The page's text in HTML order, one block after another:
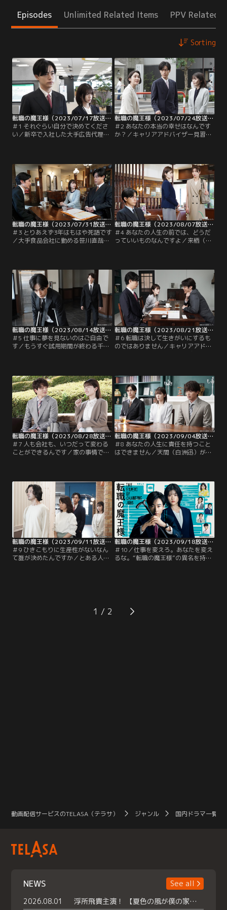
Episodes Unlimited Related Items PPV Related
Sorting
転職の魔王様（2023/07/17放送分）第01話
＃1 それぐらい自分で決めてくださ
い／新卒で入社した大手広告代理店
姿の男・来栖嵐（成田凌）を襲撃す
る現場に出くわす。来栖が表情ひと
つ変えず冷静に男を取り押さえたこ
とで、事態は事なきを得る。翌日、
千晴は叔母の落合洋子（石田ゆり
子）が社長を務める…。
転職の魔王様（2023/07/24放送分）第02話
＃2 あなたの本当の幸せはなんです
か？／キャリアアドバイザー見習い
相手は、10年間派遣社員として働い
てきた宇佐美由夏（早見あかり）。
由夏はどこか自信なさげで主張が少
ない。案の定、来栖は由夏に厳しい
口調で毒づき、さらに、そのやり方
に異を唱えた千晴に…。
転職の魔王様（2023/07/31放送分）第03話
＃3 とりあえず3年はもはや死語です
／大手食品会社に勤める笹川直哉
を盛り上げるために身を削ることも
少なくないが、仕事にやりがいを感
じ、会社の利益につながる働きをし
ていると自負していた。しかし、会
社はそんな自分の仕事ぶりを正当に
評価してくれず…。
転職の魔王様（2023/08/07放送分）第04話
＃4 あなたの人生の前では、どうだ
っていいものなんですよ／来栖（成
た後どうしているか気になり会いに
きたらしい。しかし、かつて恋人同
士だった2人は再会を懐かしむどこ
ろか、一触即発のムードに。同席し
た千晴（小芝風花）にも緊張が走
る。ところが翌日、莉子から…。
転職の魔王様（2023/08/14放送分）第05話
＃5 仕事に夢を見ないのはご自由で
す／もうすぐ試用期間が終わる千晴
れる。戸松は28歳の若さにして、す
でに三つの会社を退職。千晴は早速
面談に臨むが、戸松はどこか投げや
りで冷めた様子。困った千晴は来栖
（成田凌）に相談するが…。
転職の魔王様（2023/08/21放送分）第06話
＃6 転職は決して生きがいにするも
のではありません／キャリアアドバ
ャリア』の社員になる。するとその
直後、これまで6回の転職を経験し
ている“転職王子”こと八王子道正
（宮野真守）から、面談の申し込み
が入る。不動産会社でマンション販
売を担当する八王子は…。
転職の魔王様（2023/08/28放送分）第07話
＃7 人も会社も、いつだって変わる
ことができるんです／家の事情でし
芝風花）。2人は製薬会社を退職し
た皆川晶穂（黒川智花）を面談する
ことになる。晶穂が希望する条件
は、同じ業界内で十分な人員が確保
された会社であること。聞けば、以
前勤めていた会社は…。
転職の魔王様（2023/09/04放送分）第08話
＃8 あなたの人生に責任を持つこと
はできません／天間（白洲迅）が来
ーライターの石岡遥太（飯島寛騎）
の面談へ。石岡は手間を省くために
別の大手転職エージェントも呼んだ
といい、そこへ天間が現れる。石岡
は有名メディアへの掲載実績もある
ことから自己評価が高いが…。
転職の魔王様（2023/09/11放送分）第09話
＃9 ひきこもりに生産性がないなん
て誰が決めたんですか／とある人物
を絶つかもしれないという両親から
のSOSだった。ただならぬ様子を心
転職の魔王様（2023/09/18放送分）第10話
＃10／仕事を変えろ。あなたを変え
るな。“転職の魔王様”の異名を持
い不器用な社畜・未谷千晴は、大手
広告代理店を退職し、新しい職場を
1
動画配信サービスのTELASA（テラサ） ジャンル 国内ドラマ一覧（
NEWS
See all
2026.08.01
浮所飛貴主演！ 【夏色の風が僕の家にやってきた】 本日よりテラサで独占配信スタート！